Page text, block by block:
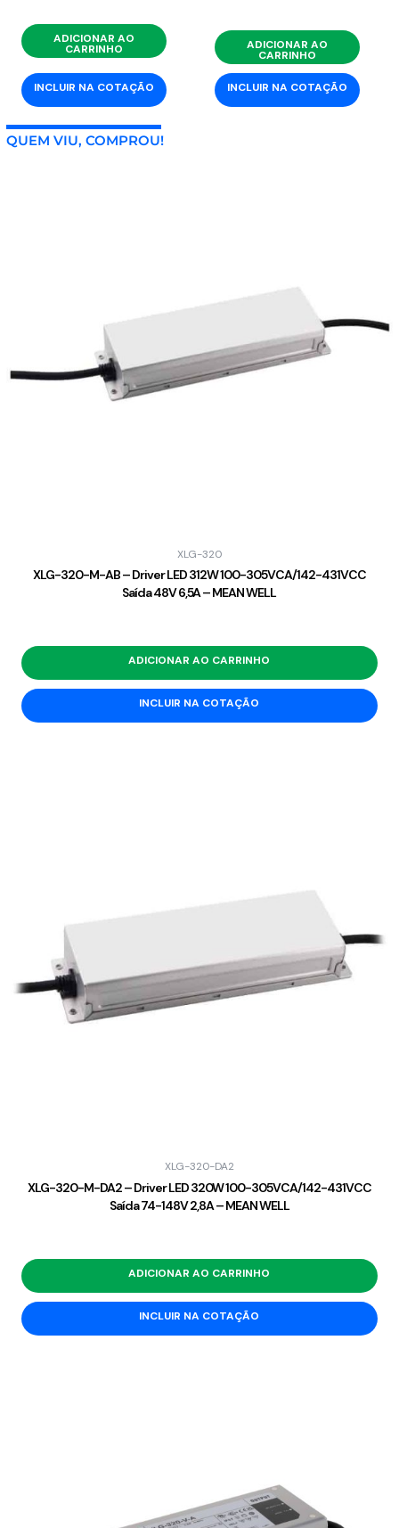
ADICIONAR AO
CARRINHO
INCLUIR NA COTAÇÃO
ADICIONAR AO
CARRINHO
INCLUIR NA COTAÇÃO
QUEM VIU, COMPROU!
XLG-320
XLG-320-M-AB – Driver LED 312W 100-305VCA/142-431VCC
Saída 48V 6,5A – MEAN WELL
ADICIONAR AO CARRINHO
INCLUIR NA COTAÇÃO
XLG-320-DA2
XLG-320-M-DA2 – Driver LED 320W 100-305VCA/142-431VCC
Saída 74-148V 2,8A – MEAN WELL
ADICIONAR AO CARRINHO
INCLUIR NA COTAÇÃO